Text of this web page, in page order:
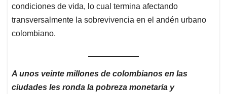
condiciones de vida, lo cual termina afectando
transversalmente la sobrevivencia en el andén urbano
colombiano.
A unos veinte millones de colombianos en las
ciudades les ronda la pobreza monetaria y